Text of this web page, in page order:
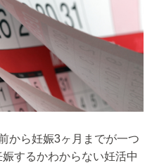
から妊娠3ヶ月までが一つ
するかわからない妊活中